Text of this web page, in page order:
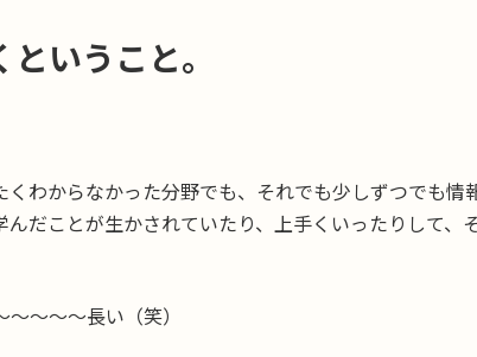
いうこと。
わからなかった分野でも、それでも少しずつでも情
だことが生かされていたり、上手くいったりして、
〜〜〜長い（笑）